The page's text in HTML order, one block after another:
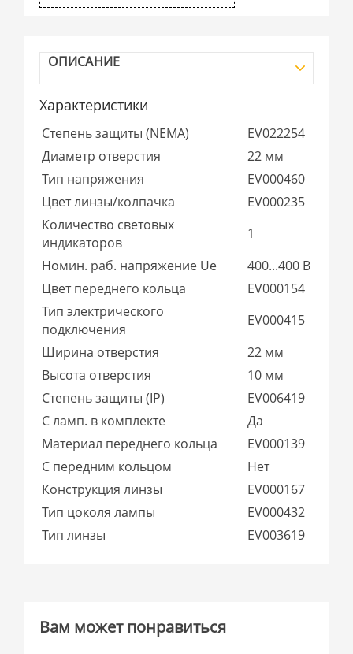
ОПИСАНИЕ
Характеристики
Степень защиты (NEMA)
EV022254
Диаметр отверстия
22 мм
Тип напряжения
EV000460
Цвет линзы/колпачка
EV000235
Количество световых
индикаторов
1
Номин. раб. напряжение Ue
400...400 В
Цвет переднего кольца
EV000154
Тип электрического
подключения
EV000415
Ширина отверстия
22 мм
Высота отверстия
10 мм
Степень защиты (IP)
EV006419
С ламп. в комплекте
Да
Материал переднего кольца
EV000139
С передним кольцом
Нет
Конструкция линзы
EV000167
Тип цоколя лампы
EV000432
Тип линзы
EV003619
Вам может понравиться